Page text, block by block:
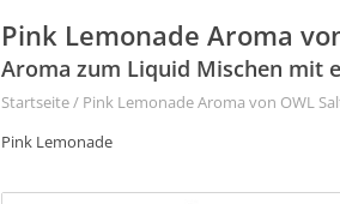
Pink Lemonade Aroma
Aroma zum Liquid Mischen mit
Startseite/ Pink Lemonade Aroma von OWL
Pink Lemonade